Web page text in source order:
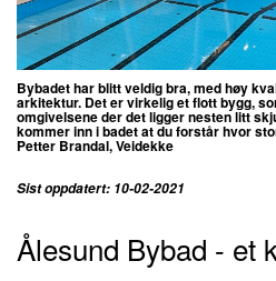
Bybadet har blitt veldig bra, med høy
arkitektur. Det er virkelig et flott bygg,
omgivelsene der det ligger nesten litt
kommer inn i badet at du forstår hvor
Petter Brandal, Veidekke
Sist oppdatert: 10-02-2021
Ålesund Bybad - et